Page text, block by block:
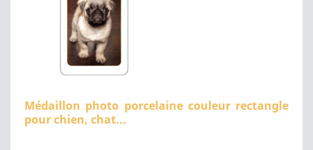
Médaillon photo porcelaine couleur rectangle
pour chien, chat...